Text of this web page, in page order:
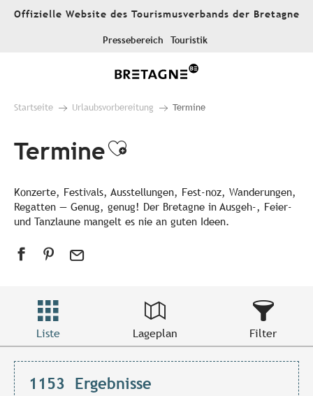
AllerOffizielle Website des Tourismusverbands der Bretagne
Pressebereich Touristik
Startseite Urlaubsvorbereitung Termine
TermineAjouter aux
Konzerte, Festivals, Ausstellungen, Fest-noz, Wanderungen,
Regatten — Genug, genug! Der Bretagne in Ausgeh-, Feier-
und Tanzlaune mangelt es nie an guten Ideen.
Liste Lageplan Filter
1153 Ergebnisse